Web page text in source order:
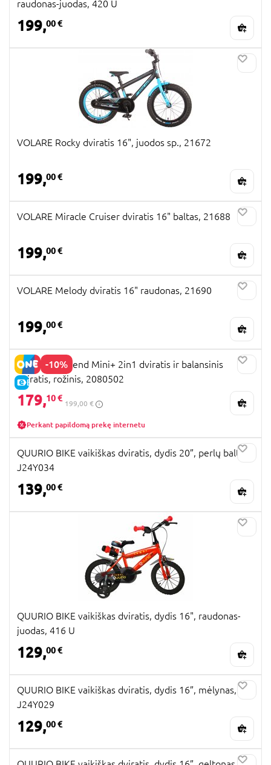
raudonas-juodas, 420 U
199,00 €
VOLARE Rocky dviratis 16", juodos sp., 21672
199,00 €
VOLARE Miracle Cruiser dviratis 16" baltas, 21688
199,00 €
VOLARE Melody dviratis 16" raudonas, 21690
199,00 €
-10%
E-KAINA
SmarTrike Xtend Mini+ 2in1 dviratis ir balansinis
dviratis, rožinis, 2080502
179,10 €
199,00 €
Perkant papildomą prekę internetu
QUURIO BIKE vaikiškas dviratis, dydis 20”, perlų balta,
J24Y034
139,00 €
QUURIO BIKE vaikiškas dviratis, dydis 16", raudonas-
juodas, 416 U
129,00 €
QUURIO BIKE vaikiškas dviratis, dydis 16”, mėlynas,
J24Y029
129,00 €